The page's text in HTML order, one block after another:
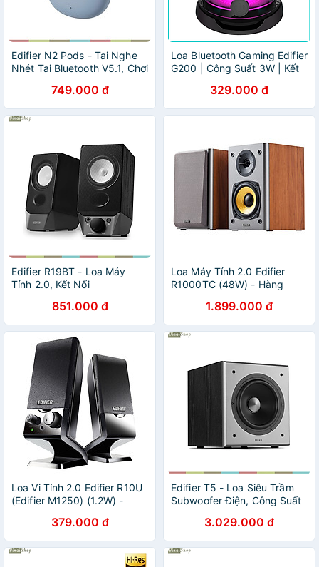
Edifier N2 Pods - Tai Nghe
Nhét Tai Bluetooth V5.1, Chơi
13mm, Thời Lượng 28h-
Hàng chính hãng
749.000 đ
Loa Bluetooth Gaming Edifier
G200 | Công Suất 3W | Kết
nhạc lên tới 5H | Bảo hành
12 tháng - Hàng Chính Hãng
329.000 đ
Edifier R19BT - Loa Máy
Tính 2.0, Kết Nối
Suất 4W - Hàng chính hãng
851.000 đ
Loa Máy Tính 2.0 Edifier
R1000TC (48W) - Hàng
1.899.000 đ
Loa Vi Tính 2.0 Edifier R10U
(Edifier M1250) (1.2W) -
379.000 đ
Edifier T5 - Loa Siêu Trầm
Subwoofer Điện, Công Suất
3.029.000 đ